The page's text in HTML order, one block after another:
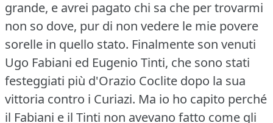
grande, e avrei pagato chi sa che per trovarmi
non so dove, pur di non vedere le mie povere
sorelle in quello stato. Finalmente son venuti
Ugo Fabiani ed Eugenio Tinti, che sono stati
festeggiati più d'Orazio Coclite dopo la sua
vittoria contro i Curiazi. Ma io ho capito perché
il Fabiani e il Tinti non avevano fatto come gli